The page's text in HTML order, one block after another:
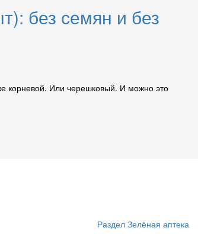
без семян и без
корневой. Или черешковый. И можно это
Раздел Зелёная аптека